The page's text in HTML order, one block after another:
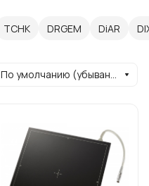
ТСНК DRGEM DiAR
По умолчанию (убывание)